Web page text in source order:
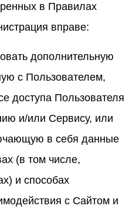
в Правилах
вправе:
дополнительную
с Пользователем,
доступа Пользователя
и/или Сервису, или
в себя данные
(в том числе,
и способах
с Сайтом и